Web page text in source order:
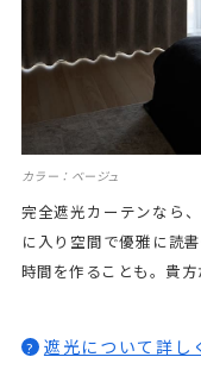
カラー：ベージュ
完全遮光カーテンなら
に入り空間で優雅に読
時間を作ることも。貴
? 遮光について詳し